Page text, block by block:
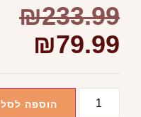
₪233.99
₪79.99
הוספה לסל